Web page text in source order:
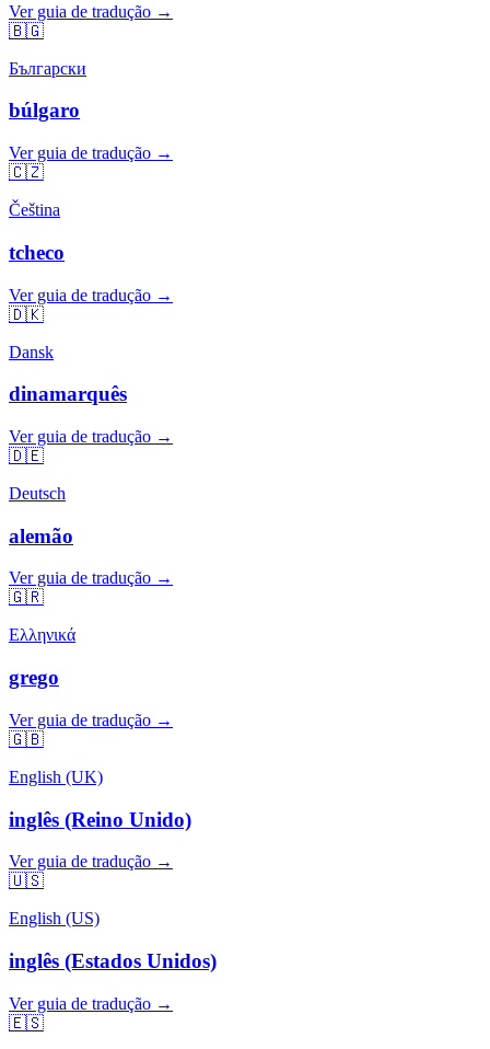
Ver guia de tradução →
🇧🇬
Български
búlgaro
Ver guia de tradução →
🇨🇿
Čeština
tcheco
Ver guia de tradução →
🇩🇰
Dansk
dinamarquês
Ver guia de tradução →
🇩🇪
Deutsch
alemão
Ver guia de tradução →
🇬🇷
Ελληνικά
grego
Ver guia de tradução →
🇬🇧
English (UK)
inglês (Reino Unido)
Ver guia de tradução →
🇺🇸
English (US)
inglês (Estados Unidos)
Ver guia de tradução →
🇪🇸